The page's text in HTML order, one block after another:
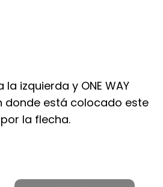
izquierda y ONE WAY
donde está colocado este
la flecha.